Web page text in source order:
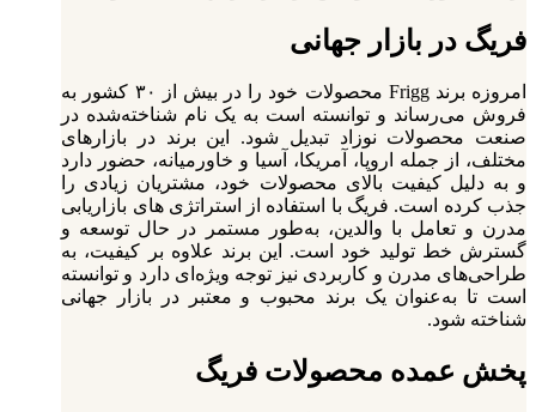
فریگ در بازار جهانی
امروزه برند Frigg محصولات خود را در بیش از ۳۰ کشور به
فروش می‌رساند و توانسته است به یک نام شناخته‌شده در
صنعت محصولات نوزاد تبدیل شود. این برند در بازارهای
مختلف، از جمله اروپا، آمریکا، آسیا و خاورمیانه، حضور دارد
و به دلیل کیفیت بالای محصولات خود، مشتریان زیادی را
جذب کرده است. فریگ با استفاده از استراتژی‌ های بازاریابی
مدرن و تعامل با والدین، به‌طور مستمر در حال توسعه و
گسترش خط تولید خود است. این برند علاوه بر کیفیت، به
طراحی‌های مدرن و کاربردی نیز توجه ویژه‌ای دارد و توانسته
است تا به‌عنوان یک برند محبوب و معتبر در بازار جهانی
شناخته شود.
پخش عمده محصولات فریگ